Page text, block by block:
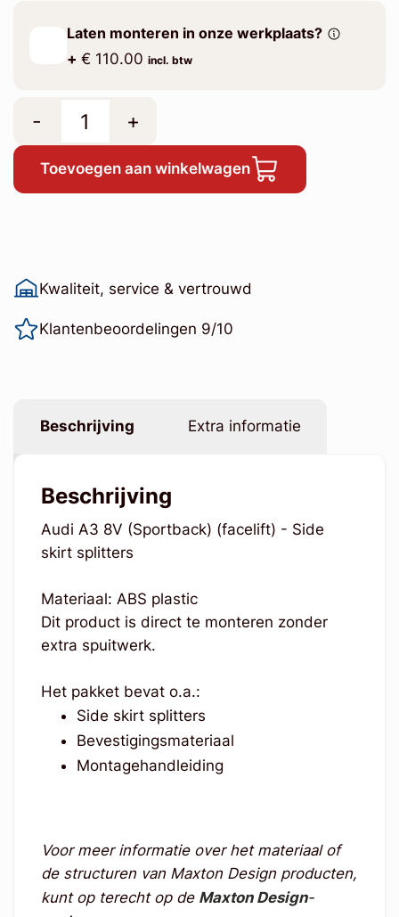
Laten monteren in onze werkplaats?
+ € 110.00 incl. btw
- +
Toevoegen aan winkelwagen
Kwaliteit, service & vertrouwd
Klantenbeoordelingen 9/10
Beschrijving Extra informatie
Beschrijving
Audi A3 8V (Sportback) (facelift) - Side
skirt splitters
Materiaal: ABS plastic
Dit product is direct te monteren zonder
extra spuitwerk.
Het pakket bevat o.a.:
Side skirt splitters
Bevestigingsmateriaal
Montagehandleiding
Voor meer informatie over het materiaal of
de structuren van Maxton Design producten,
kunt op terecht op de Maxton Design-